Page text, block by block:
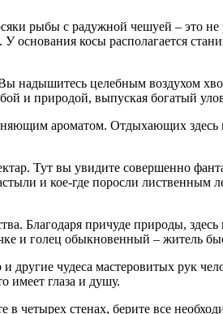
рыбы с радужной чешуей – это
основания косы располагается
надышитесь целебным воздухом
и природой, выпуская богатый
ароматом. Отдыхающих
Тут вы увидите совершенно
и кое-где поросли лиственным
Благодаря причуде природы,
и голец обыкновенный – житель
другие чудеса мастеровитых рук
имеет глаза и душу.
стенах, берите все